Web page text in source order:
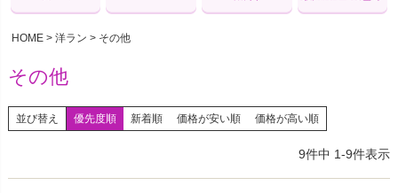
HOME 洋ラン その他
その他
並び替え 優先度順 新着順 価格が安い順 価格が高い順
9件中 1-9件表示